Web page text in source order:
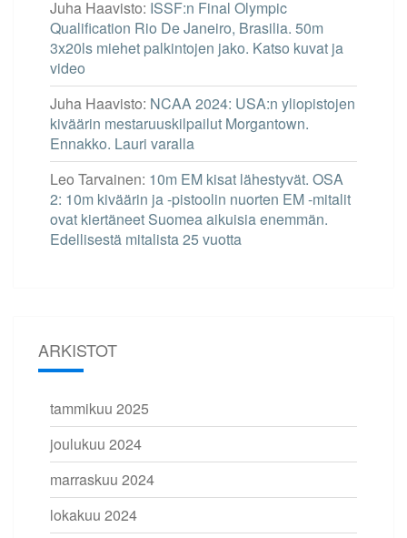
Juha Haavisto: ISSF:n Final Olympic
Qualification Rio De Janeiro, Brasilia. 50m
3x20ls miehet palkintojen jako. Katso kuvat ja
video
Juha Haavisto: NCAA 2024: USA:n yliopistojen
kiväärin mestaruuskilpailut Morgantown.
Ennakko. Lauri varalla
Leo Tarvainen: 10m EM kisat lähestyvät. OSA
2: 10m kiväärin ja -pistoolin nuorten EM -mitalit
ovat kiertäneet Suomea aikuisia enemmän.
Edellisestä mitalista 25 vuotta
ARKISTOT
tammikuu 2025
joulukuu 2024
marraskuu 2024
lokakuu 2024